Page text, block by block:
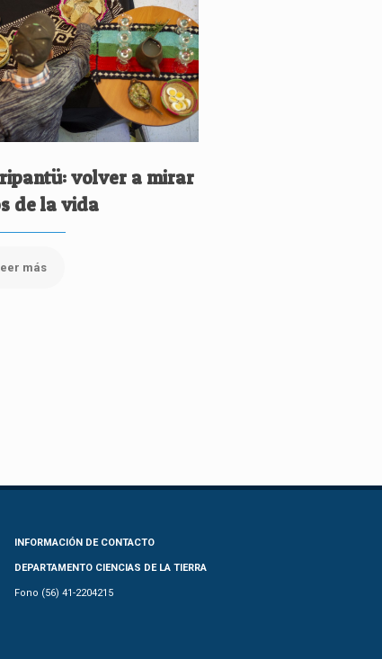
volver a mirar
de la vida
más
INFORMACIÓN DE CONTACTO
DEPARTAMENTO CIENCIAS DE LA TIERRA
Fono (56) 41-2204215